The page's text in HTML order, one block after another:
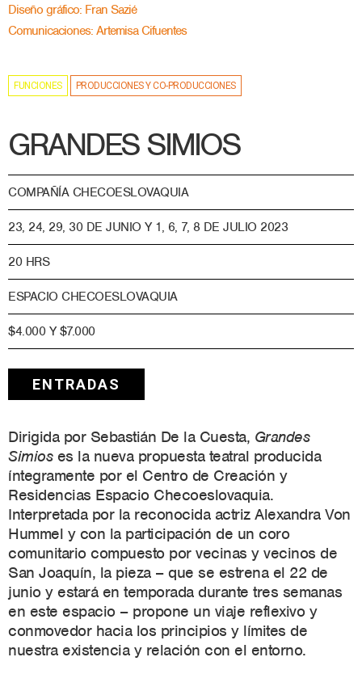
Diseño gráfico: Fran Sazié
Comunicaciones: Artemisa Cifuentes
FUNCIONES PRODUCCIONES Y CO-PRODUCCIONES
GRANDES SIMIOS
COMPAÑÍA CHECOESLOVAQUIA
23, 24, 29, 30 DE JUNIO Y 1, 6, 7, 8 DE JULIO 2023
20 HRS
ESPACIO CHECOESLOVAQUIA
$4.000 Y $7.000
ENTRADAS
Dirigida por Sebastián De la Cuesta, Grandes
Simios es la nueva propuesta teatral producida
íntegramente por el Centro de Creación y
Residencias Espacio Checoeslovaquia.
Interpretada por la reconocida actriz Alexandra Von
Hummel y con la participación de un coro
comunitario compuesto por vecinas y vecinos de
San Joaquín, la pieza – que se estrena el 22 de
junio y estará en temporada durante tres semanas
en este espacio – propone un viaje reflexivo y
conmovedor hacia los principios y límites de
nuestra existencia y relación con el entorno.